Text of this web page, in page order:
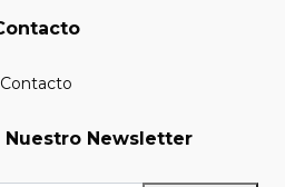
Contacto
Nuestro Newsletter